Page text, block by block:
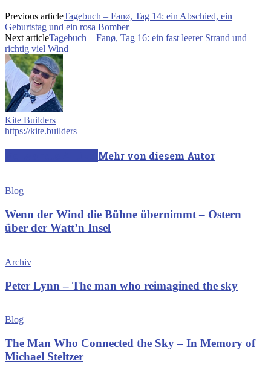
Previous articleTagebuch – Fanø, Tag 14: ein Abschied, ein
Geburtstag und ein rosa Bomber
Next articleTagebuch – Fanø, Tag 16: ein fast leerer Strand und
richtig viel Wind
Kite Builders
https://kite.builders
Mehr von diesem Autor
Blog
Wenn der Wind die Bühne übernimmt – Ostern
über der Watt’n Insel
Archiv
Peter Lynn – The man who reimagined the sky
Blog
The Man Who Connected the Sky – In Memory of
Michael Steltzer